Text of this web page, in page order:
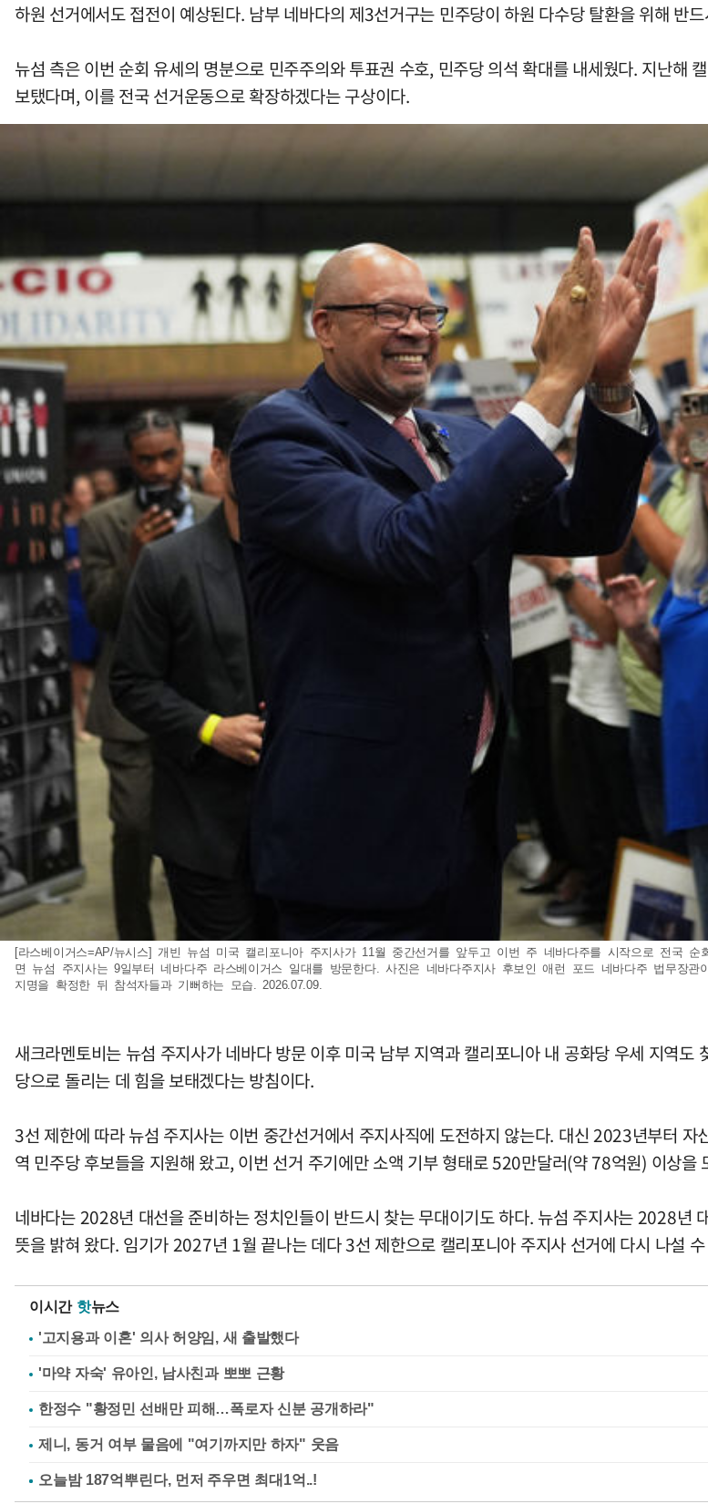
하원 선거에서도 접전이 예상된다. 남부 네바다의 제3선거구는 민주당이 하원 다수당 탈환을 위해 반
뉴섬 측은 이번 순회 유세의 명분으로 민주주의와 투표권 수호, 민주당 의석 확대를 내세웠다. 지난해
보탰다며, 이를 전국 선거운동으로 확장하겠다는 구상이다.
[라스베이거스=AP/뉴시스] 개빈 뉴섬 미국 캘리포니아 주지사가 11월 중간선거를 앞두고 이번 주 네바다주를 시작으로 전국
면 뉴섬 주지사는 9일부터 네바다주 라스베이거스 일대를 방문한다. 사진은 네바다주지사 후보인 애런 포드 네바다주 법무장
지명을 확정한 뒤 참석자들과 기뻐하는 모습. 2026.07.09.
새크라멘토비는 뉴섬 주지사가 네바다 방문 이후 미국 남부 지역과 캘리포니아 내 공화당 우세 지역
당으로 돌리는 데 힘을 보태겠다는 방침이다.
3선 제한에 따라 뉴섬 주지사는 이번 중간선거에서 주지사직에 도전하지 않는다. 대신 2023년부터
역 민주당 후보들을 지원해 왔고, 이번 선거 주기에만 소액 기부 형태로 520만달러(약 78억원) 이상을
네바다는 2028년 대선을 준비하는 정치인들이 반드시 찾는 무대이기도 하다. 뉴섬 주지사는 2028년
뜻을 밝혀 왔다. 임기가 2027년 1월 끝나는 데다 3선 제한으로 캘리포니아 주지사 선거에 다시 나설
이시간 핫뉴스
'고지용과 이혼' 의사 허양임, 새 출발했다
'마약 자숙' 유아인, 남사친과 뽀뽀 근황
한정수 "황정민 선배만 피해…폭로자 신분 공개하라"
제니, 동거 여부 물음에 "여기까지만 하자" 웃음